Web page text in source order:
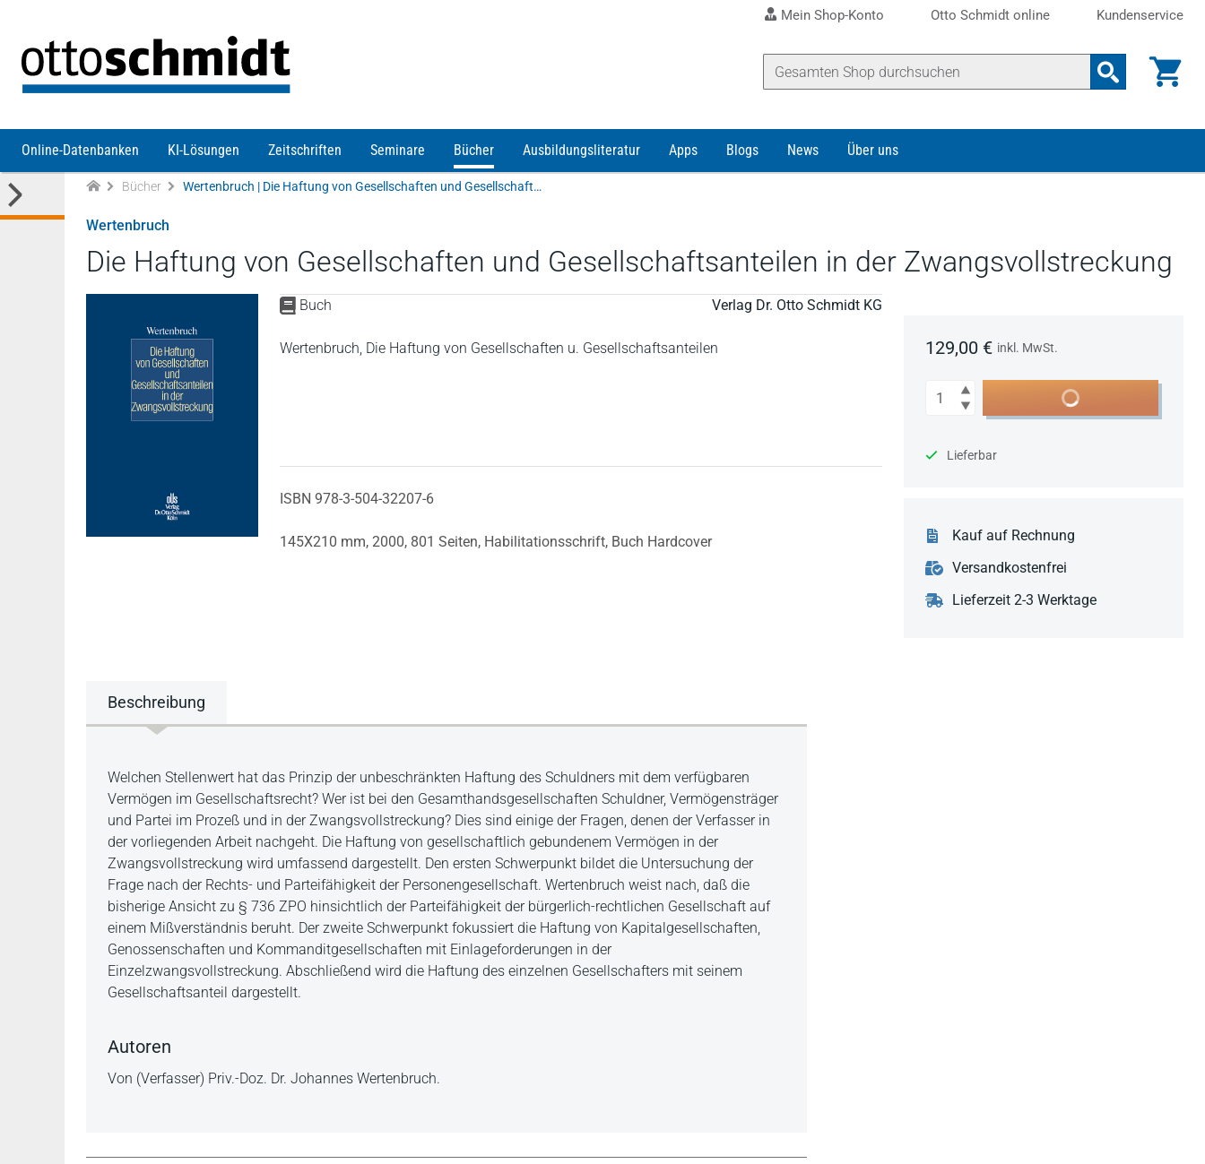
Mein Shop-Konto Otto Schmidt online Kundenservice
Online-Datenbanken KI-Lösungen Zeitschriften Seminare Bücher Ausbildungsliteratur Apps Blogs News Über uns
Bücher Wertenbruch | Die Haftung von Gesellschaften und Gesellschaftsanteilen in der Zwangsvollstreckung
Wertenbruch
Die Haftung von Gesellschaften und Gesellschaftsanteilen in der Zwangsvollstreckung
Buch Verlag Dr. Otto Schmidt KG
Wertenbruch, Die Haftung von Gesellschaften u. Gesellschaftsanteilen
ISBN 978-3-504-32207-6
145X210 mm, 2000, 801 Seiten, Habilitationsschrift, Buch Hardcover
129,00 € inkl. MwSt.
Anzahl In den Warenkorb
Lieferbar
Kauf auf Rechnung
Versandkostenfrei
Lieferzeit 2-3 Werktage
Beschreibung
Beschreibung
Welchen Stellenwert hat das Prinzip der unbeschränkten Haftung des Schuldners mit dem verfügbaren
Vermögen im Gesellschaftsrecht? Wer ist bei den Gesamthandsgesellschaften Schuldner, Vermögensträger
und Partei im Prozeß und in der Zwangsvollstreckung? Dies sind einige der Fragen, denen der Verfasser in
der vorliegenden Arbeit nachgeht. Die Haftung von gesellschaftlich gebundenem Vermögen in der
Zwangsvollstreckung wird umfassend dargestellt. Den ersten Schwerpunkt bildet die Untersuchung der
Frage nach der Rechts- und Parteifähigkeit der Personengesellschaft. Wertenbruch weist nach, daß die
bisherige Ansicht zu § 736 ZPO hinsichtlich der Parteifähigkeit der bürgerlich-rechtlichen Gesellschaft auf
einem Mißverständnis beruht. Der zweite Schwerpunkt fokussiert die Haftung von Kapitalgesellschaften,
Genossenschaften und Kommanditgesellschaften mit Einlageforderungen in der
Einzelzwangsvollstreckung. Abschließend wird die Haftung des einzelnen Gesellschafters mit seinem
Gesellschaftsanteil dargestellt.
Autoren
Von (Verfasser) Priv.-Doz. Dr. Johannes Wertenbruch.